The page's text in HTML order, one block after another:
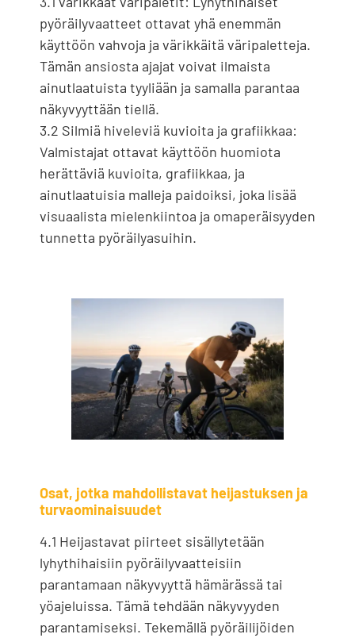
pyöräilyvaatteet ottavat yhä enemmän
käyttöön vahvoja ja värikkäitä väripaletteja.
Tämän ansiosta ajajat voivat ilmaista
ainutlaatuista tyyliään ja samalla parantaa
näkyvyyttään tiellä.
3.2 Silmiä hiveleviä kuvioita ja grafiikkaa:
Valmistajat ottavat käyttöön huomiota
herättäviä kuvioita, grafiikkaa, ja
ainutlaatuisia malleja paidoiksi, joka lisää
visuaalista mielenkiintoa ja omaperäisyyden
tunnetta pyöräilyasuihin.
Osat, jotka mahdollistavat heijastuksen ja
turvaominaisuudet
4.1 Heijastavat piirteet sisällytetään
lyhythihaisiin pyöräilyvaatteisiin
parantamaan näkyvyyttä hämärässä tai
yöajeluissa. Tämä tehdään näkyvyyden
parantamiseksi. Tekemällä pyöräilijöiden